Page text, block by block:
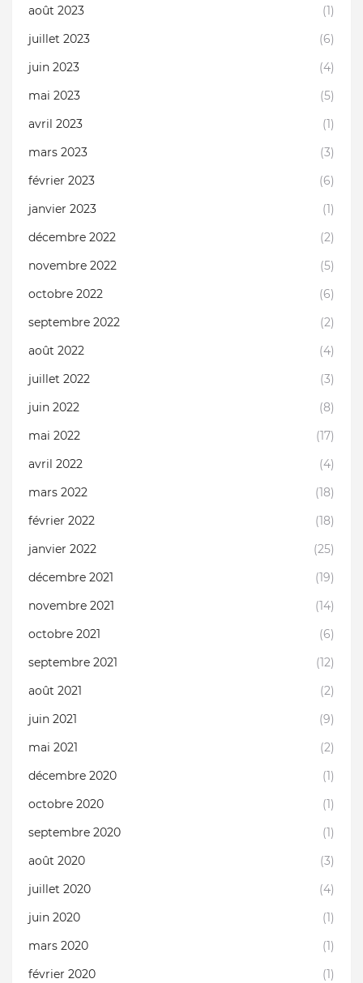
août 2023
(1)
juillet 2023
(6)
juin 2023
(4)
mai 2023
(5)
avril 2023
(1)
mars 2023
(3)
février 2023
(6)
janvier 2023
(1)
décembre 2022
(2)
novembre 2022
(5)
octobre 2022
(6)
septembre 2022
(2)
août 2022
(4)
juillet 2022
(3)
juin 2022
(8)
mai 2022
(17)
avril 2022
(4)
mars 2022
(18)
février 2022
(18)
janvier 2022
(25)
décembre 2021
(19)
novembre 2021
(14)
octobre 2021
(6)
septembre 2021
(12)
août 2021
(2)
juin 2021
(9)
mai 2021
(2)
décembre 2020
(1)
octobre 2020
(1)
septembre 2020
(1)
août 2020
(3)
juillet 2020
(4)
juin 2020
(1)
mars 2020
(1)
février 2020
(1)